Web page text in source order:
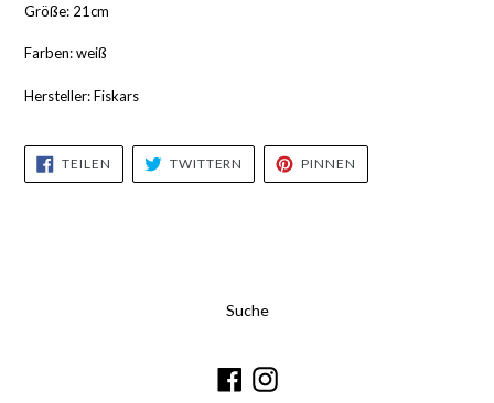
Größe: 21cm
Farben: weiß
Hersteller: Fiskars
TEILEN
FACEBOOK
TEILEN
TWITTERN
TWITTER
TWITTERN
PINNEN
PINNEN
Suche
FacebookInstagram